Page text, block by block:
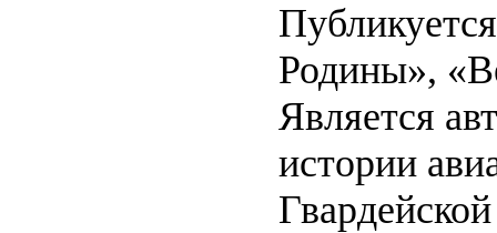
Родины»,
Является
истории